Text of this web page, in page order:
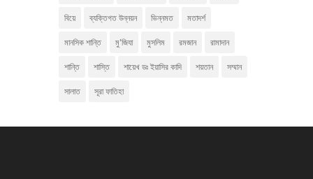
বিয়ে ব্যক্তিগত উন্নয়ন ভিন্নমত মতাদর্শ
মানসিক শান্তি মু'জিযা মুসলিম রমজান রামাদান
শান্তি শাস্তি শায়েখ ডঃ ইয়াসির কাদি শয়তান সম্মান
সালাত সূরা ফাতিহা